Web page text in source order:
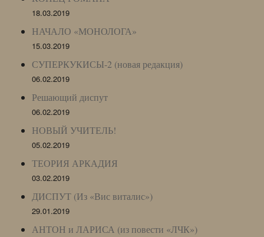
18.03.2019
НАЧАЛО «МОНОЛОГА»
15.03.2019
СУПЕРКУКИСЫ-2 (новая редакция)
06.02.2019
Решающий диспут
06.02.2019
НОВЫЙ УЧИТЕЛЬ!
05.02.2019
ТЕОРИЯ АРКАДИЯ
03.02.2019
ДИСПУТ (Из «Вис виталис»)
29.01.2019
АНТОН и ЛАРИСА (из повести «ЛЧК»)